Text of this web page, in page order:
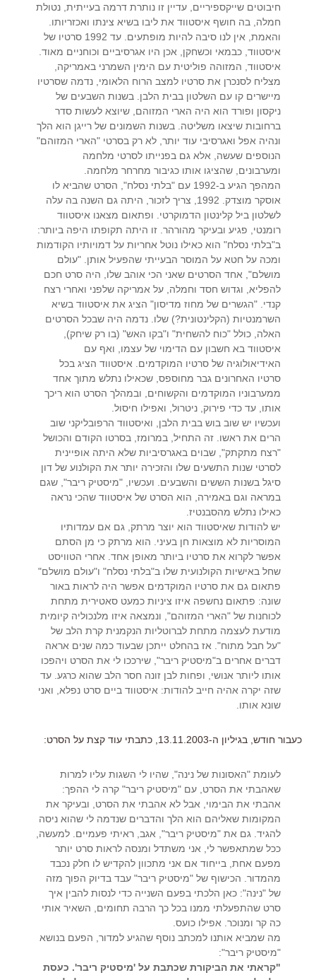
חיבוטים שייקספיריים, עדיין זו נותרת דרמה בעייתית, נטולת
חמלה, בה חושף איסטווד את ליבו בשיא צינתו ואכזריותו.
והאמת, אין לנו סיבה להיות מופתעים. עד 1992 סרטיו של
איסטווד, כבמאי וכשחקן, אכן היו אגרסיביים וכוחניים מאוד.
איסטווד, המזוהה פוליטית עם הימין השמרני באמריקה,
מצליח לסנכרן את סרטיו למצב הרוח הלאומי, נדמה שסרטיו
מיישרים קו עם השלטון בבית הלבן. בשנות השבעים של
ניקסון ופורד הוא היה הארי המזוהם, שיוצא לעשות סדר
ברחובות שיצאו משליטה. בשנות השמונים של רייגן הוא הלך
ונהיה אפל ואגרסיבי עוד יותר, לא רק בסרטי "הארי המזוהם"
הנוספים שעשה, אלא גם בפנייתו לסרטי מלחמה
ומערבונים, שהציגו אותו כגיבור מחרחר מלחמה.
המהפך הגיע ב-1992 עם "בלתי נסלח", הסרט שהביא לו
אוסקר מוצדק. 1992, צריך לזכור, היתה גם השנה בה עלה
לשלטון ביל קלינטון הדמוקרטי. ופתאום מצאנו איסטווד
רומנטי, פגיע ובעיקר מהורהר. זו היתה תקופתו היפה ביותר:
ב"בלתי נסלח" הוא כאילו נוטל אחריות על דמויותיו הקודמות
ומכה על חטא על המוסר הבעייתי שהפעיל אותן. "עולם
מושלם", אחד הסרטים שאני הכי אוהב שלו, היה סרט חכם
להפליא, וגדוש חסד וחמלה, על אמריקה שלפני ואחרי רצח
קנדי. "הגשרים של מחוז מדיסון" הציג את איסטווד בשיא
השרמנטיות (הקלינטונית?) שלו. נדמה היה שבכל הסרטים
האלה, כולל "כוח להשחית" ו"בקו האש" (בו רק שיחק),
איסטווד בא חשבון עם הדימוי של עצמו, ואף עם
האידיאולוגיה של סרטיו המוקדמים. איסטווד הציג בכל
סרטיו האחרונים גבר מחוספס, שכאילו נתלש מתוך אחד
ממערבוניו המוקדמים והקשוחים, ובמהלך הסרט הוא ריכך
אותו, עד כדי פירוק, ניטרול, ואפילו חיסול.
ועכשיו יש שוב בוש בבית הלבן, ואיסטווד הרפובליקני שוב
הרים את ראשו. זה התחיל, במרומז, בסרטו הקודם והכושל
"רצח מתקתק", שבוים באגרסיביות שלא היתה אופיינית
לסרטי שנות התשעים שלו והזכירה יותר את הקולנוע של דון
סיגל בשנות הששים והשבעים. ועכשיו, "מיסטיק ריבר", שגם
במראה וגם באמירה, הוא הסרט של איסטווד שהכי נראה
כאילו נתלש מהסבנטיז.
יש להודות שאיסטווד הוא יוצר מרתק, גם אם עמדותיו
המוסריות לא מוצאות חן בעיני. הוא מרתק כי מן הסתם
אפשר לקרוא את סרטיו ביותר מאופן אחד. אחרי הטוויסט
שחל באישיות הקולנועית שלו ב"בלתי נסלח" ו"עולם מושלם"
פתאום גם את סרטיו המוקדמים אפשר היה לראות באור
שונה: פתאום נחשפה איזו ציניות כמעט סאטירית מתחת
לכוחנות של "הארי המזוהם", ונמצאה איזו מלנכוליה קיומית
מודעת לעצמה מתחת לברוטליות הנקמנית קרת הלב של
"על חבל מתוח". אז בהחלט ייתכן שבעוד כמה שנים אראה
דברים אחרים ב"מיסטיק ריבר", שירככו לי את הסרט ויהפכו
אותו ליותר אנושי, ופחות לבן זונה חסר הלב שהוא כרגע. עד
שזה יקרה אהיה חייב להודות: איסטווד ביים סרט נפלא, ואני
שונא אותו.
כעבור חודש, בגיליון ה-13.11.2003, כתבתי עוד קצת על הסרט:
לעומת "האסונות של נינה", שהיו לי השגות עליו למרות
שאהבתי את הסרט, עם "מיסטיק ריבר" קרה לי ההפך:
אהבתי את הבימוי, אבל לא אהבתי את הסרט, ובעיקר את
המקומות שאליהם הוא הלך והדברים שנדמה לי שהוא ניסה
להגיד. גם את "מיסטיק ריבר", אגב, ראיתי פעמיים. למעשה,
ככל שמתאפשר לי, אני משתדל ומנסה לראות סרט יותר
מפעם אחת, בייחוד אם אני מתכוון להקדיש לו חלק נכבד
מהמדור. הכישוף של "מיסטיק ריבר" עבד בדיוק הפוך מזה
של "נינה": כאן הלכתי בפעם השנייה כדי לנסות להבין איך
סרט שהתפעלתי ממנו בכל כך הרבה תחומים, השאיר אותי
כה קר ומנוכר. אפילו כועס.
מה שמביא אותנו למכתב נוסף שהגיע למדור, הפעם בנושא
"מיסטיק ריבר":
"קראתי את הביקורת שכתבת על 'מיסטיק ריבר'. כעסת